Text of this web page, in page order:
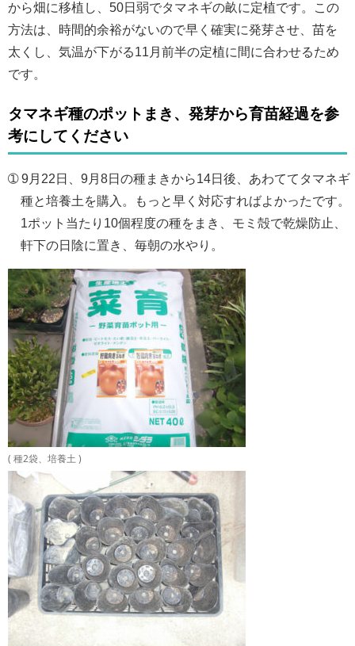
から畑に移植し、50日弱でタマネギの畝に定植です。この
方法は、時間的余裕がないので早く確実に発芽させ、苗を
太くし、気温が下がる11月前半の定植に間に合わせるため
です。
タマネギ種のポットまき、発芽から育苗経過を参
考にしてください
➀ 9月22日、9月8日の種まきから14日後、あわててタマネギ
種と培養土を購入。もっと早く対応すればよかったです。
1ポット当たり10個程度の種をまき、モミ殻で乾燥防止、
軒下の日陰に置き、毎朝の水やり。
( 種2袋、培養土 )